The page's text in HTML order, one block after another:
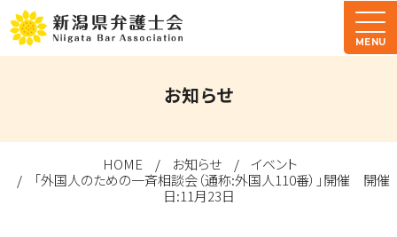
MENU
お知らせ
HOME お知らせ
イベント
「外国人のための一斉相談会（通称:外国人110番）」開催 開催
日:11月23日